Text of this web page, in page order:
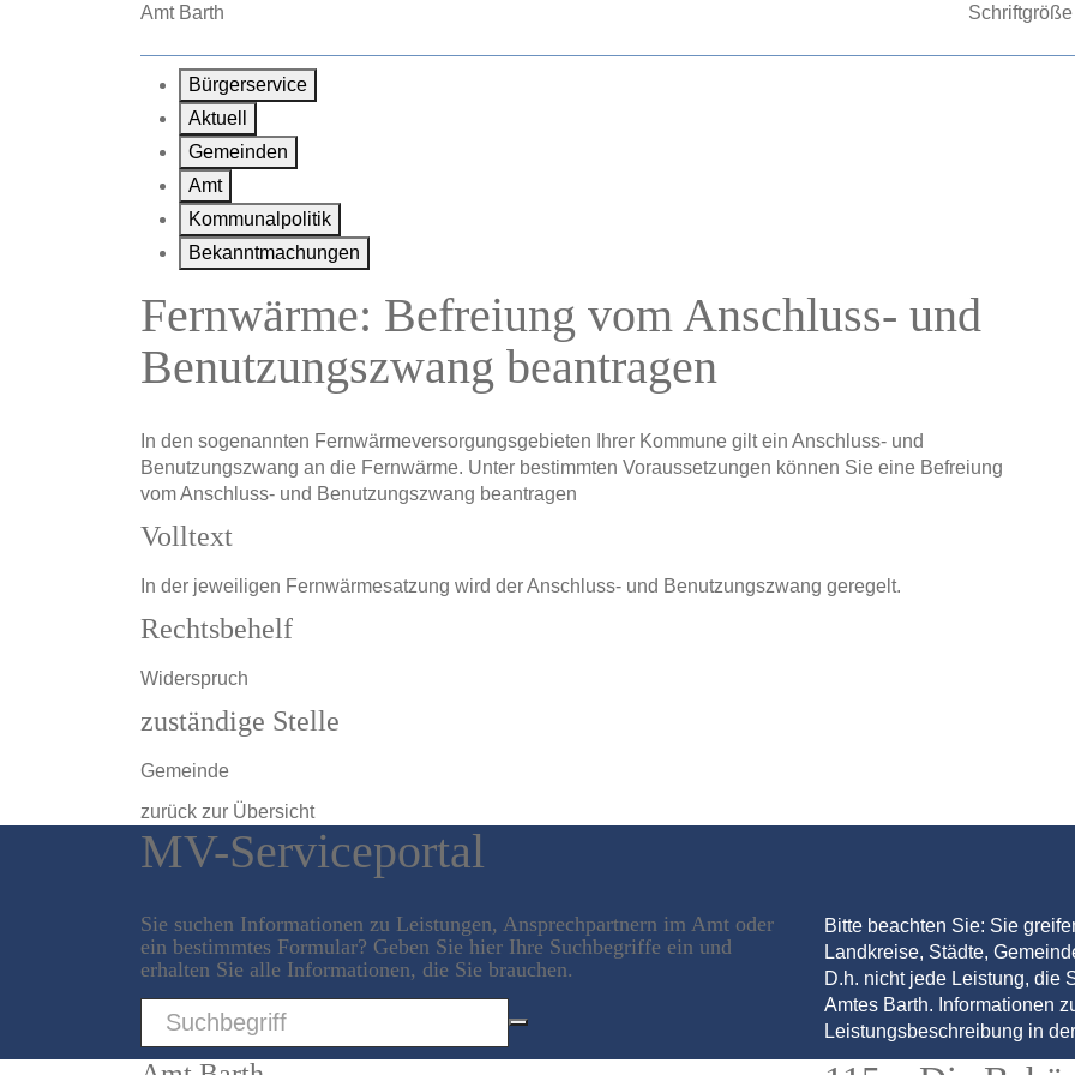
Zum Hauptinhalt springen
Amt Barth Schriftgröße
Bürgerservice
Aktuell
Gemeinden
Amt
Kommunalpolitik
Bekanntmachungen
Fernwärme: Befreiung vom Anschluss- und
Benutzungszwang beantragen
In den sogenannten Fernwärmeversorgungsgebieten Ihrer Kommune gilt ein Anschluss- und
Benutzungszwang an die Fernwärme. Unter bestimmten Voraussetzungen können Sie eine Befreiung
vom Anschluss- und Benutzungszwang beantragen
Volltext
In der jeweiligen Fernwärmesatzung wird der Anschluss- und Benutzungszwang geregelt.
Rechtsbehelf
Widerspruch
zuständige Stelle
Gemeinde
zurück zur Übersicht
MV-Serviceportal
Sie suchen Informationen zu Leistungen, Ansprechpartnern im Amt oder
ein bestimmtes Formular? Geben Sie hier Ihre Suchbegriffe ein und
erhalten Sie alle Informationen, die Sie brauchen.
Sword
Bitte beachten Sie: Sie
Landkreise, Städte,
D.h. nicht jede Leistung, die
Amtes Barth. Informationen
Leistungsbeschreibung in